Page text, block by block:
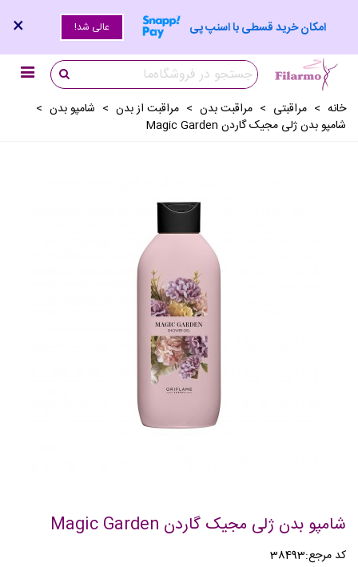
امکان خرید قسطی با اسنپ پی عالی شد! ×
خانه > مراقبتی > مراقبت بدن > مراقبت از بدن > شامپو بدن >
شامپو بدن ژلی مجیک گاردن Magic Garden
شامپو بدن ژلی مجیک گاردن Magic Garden
کد مرجع:38493